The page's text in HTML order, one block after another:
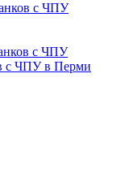
с ЧПУ
с ЧПУ
с ЧПУ в Перми